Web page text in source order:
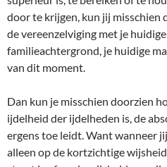
door te krijgen, kun jij misschien
de vereenzelviging met je
familieachtergrond, je huidige
van dit moment.
Dan kun je misschien doorzien
ijdelheid der ijdelheden is, de
ergens toe leidt. Want wanneer
alleen op de kortzichtige